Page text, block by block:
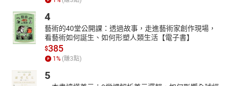
4
藝術的40堂公開課：透過故事，走進藝術家創作現場，
看藝術如何誕生、如何形塑人類生活【電子書】
$385
1 % (賺3點)
5